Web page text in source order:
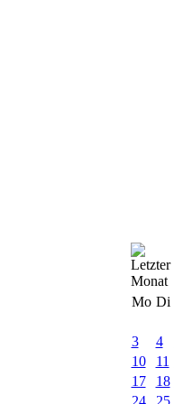
Mo Di
3
4
10
11
17
18
24
25